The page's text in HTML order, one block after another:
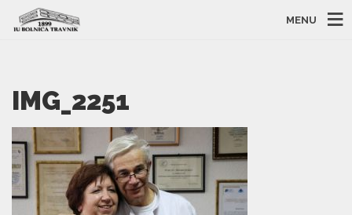
MENU
IMG_2251